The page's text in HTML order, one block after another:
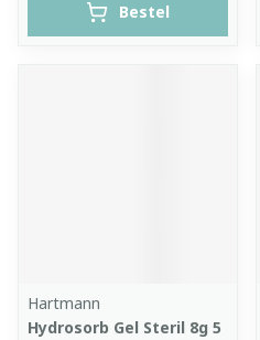
Bestel
Hartmann
Hydrosorb Gel Steril 8g 5